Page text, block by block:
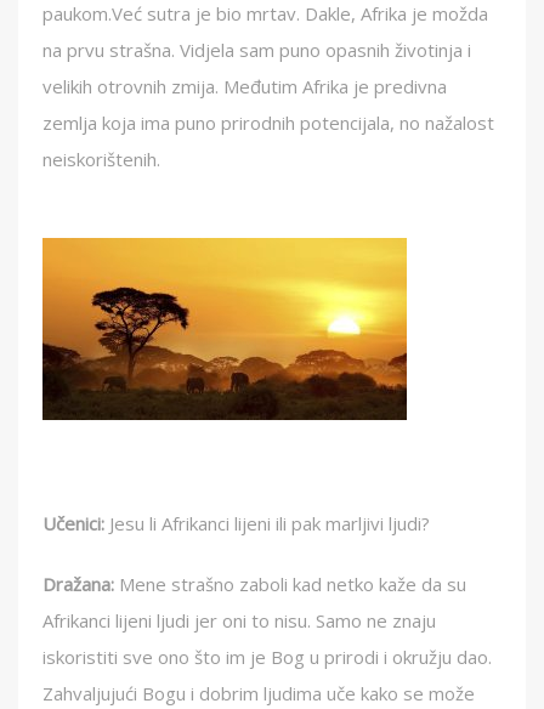
paukom.Već sutra je bio mrtav. Dakle, Afrika je možda
na prvu strašna. Vidjela sam puno opasnih životinja i
velikih otrovnih zmija. Međutim Afrika je predivna
zemlja koja ima puno prirodnih potencijala, no nažalost
neiskorištenih.
Učenici: Jesu li Afrikanci lijeni ili pak marljivi ljudi?
Dražana: Mene strašno zaboli kad netko kaže da su
Afrikanci lijeni ljudi jer oni to nisu. Samo ne znaju
iskoristiti sve ono što im je Bog u prirodi i okružju dao.
Zahvaljujući Bogu i dobrim ljudima uče kako se može